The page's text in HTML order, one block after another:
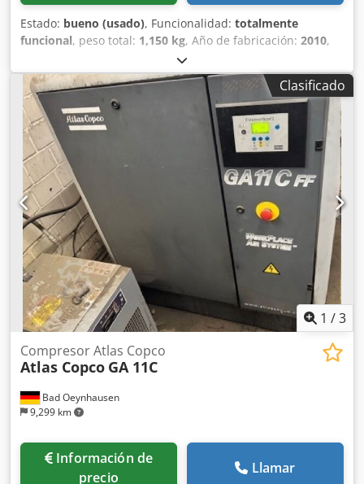
Estado: bueno (usado), Funcionalidad: totalmente
funcional, peso total: 1,150 kg, Año de fabricación: 2010,
Compresor/Compresor Atlas Copco GA45P Presión máxima
de trabajo admisible (MAWP) 7,8 bar/113 psi Capacidad
133,7 l/s 183,3 CFM 8,02 m³/min Cjdpjv Ey Tisfx Amhsrf
Voltaje 400 V 50 Hz Potencia 45kW/60HP 2985 rpm Peso
1150 kg Año de producción 2010 Dimensiones
2000x1000x1800mm
Clasificado
1 /3
Bad Oeynhausen
9,299 km
Compresor Atlas Copco
Atlas Copco GA 11C
Información de
precio
Llamar